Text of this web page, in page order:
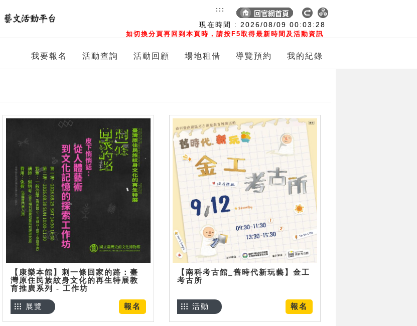
現在時間 : 2026/08/09 00:03:29
如切換分頁再回到本頁時，請按F5取得最新時間及活動資訊
:::
我要報名 活動查詢 活動回顧 場地租借 導覽預約 我的紀錄
【康樂本館】刺一條回家的路：臺
灣原住民族紋身文化的再生特展教
育推廣系列 - 工作坊
報名
展覽
【南科考古館_舊時代新玩藝】金工
考古所
報名
活動